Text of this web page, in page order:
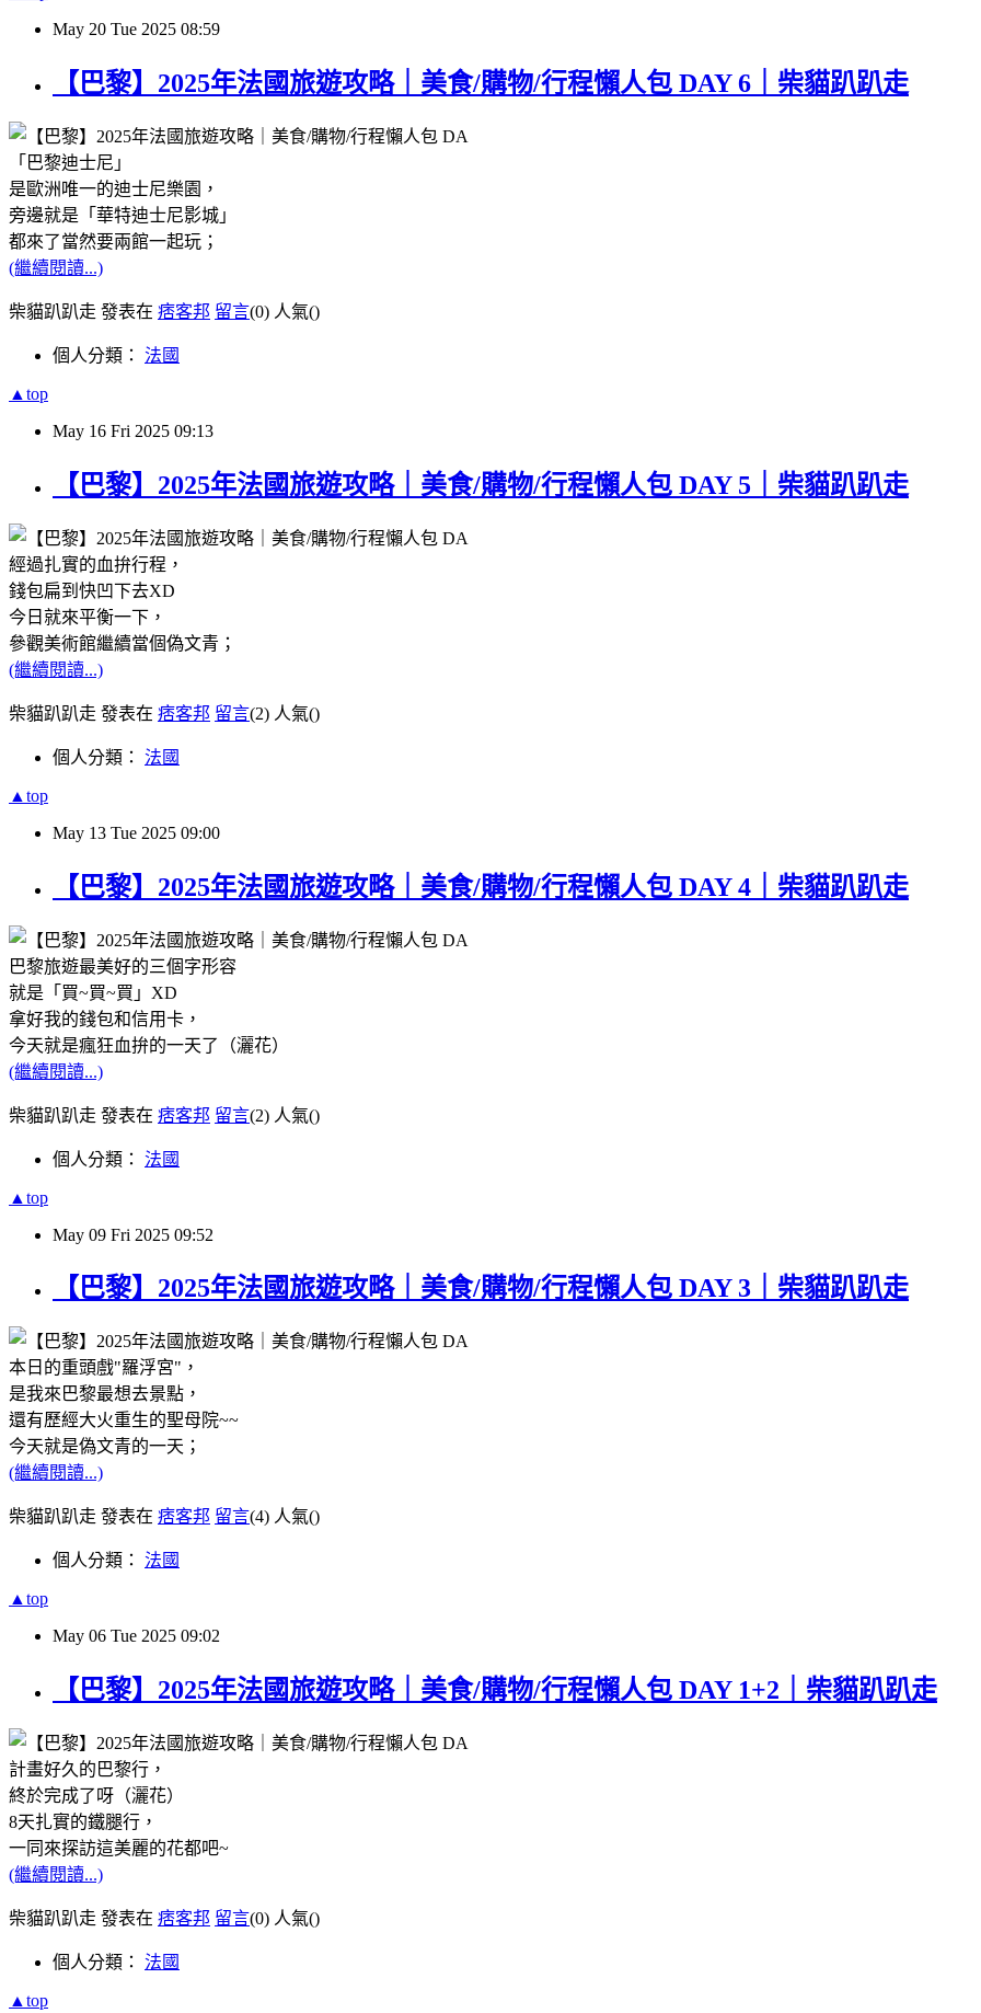
May 20 Tue 2025 08:59
【巴黎】2025年法國旅遊攻略｜美食/購物/行程懶人包 DAY 6｜柴貓趴趴走
「巴黎迪士尼」
是歐洲唯一的迪士尼樂園，
旁邊就是「華特迪士尼影城」
都來了當然要兩館一起玩；
(繼續閱讀...)
柴貓趴趴走 發表在 痞客邦 留言(0) 人氣()
個人分類： 法國
▲top
May 16 Fri 2025 09:13
【巴黎】2025年法國旅遊攻略｜美食/購物/行程懶人包 DAY 5｜柴貓趴趴走
經過扎實的血拚行程，
錢包扁到快凹下去XD
今日就來平衡一下，
參觀美術館繼續當個偽文青；
(繼續閱讀...)
柴貓趴趴走 發表在 痞客邦 留言(2) 人氣()
個人分類： 法國
▲top
May 13 Tue 2025 09:00
【巴黎】2025年法國旅遊攻略｜美食/購物/行程懶人包 DAY 4｜柴貓趴趴走
巴黎旅遊最美好的三個字形容
就是「買~買~買」XD
拿好我的錢包和信用卡，
今天就是瘋狂血拚的一天了（灑花）
(繼續閱讀...)
柴貓趴趴走 發表在 痞客邦 留言(2) 人氣()
個人分類： 法國
▲top
May 09 Fri 2025 09:52
【巴黎】2025年法國旅遊攻略｜美食/購物/行程懶人包 DAY 3｜柴貓趴趴走
本日的重頭戲"羅浮宮"，
是我來巴黎最想去景點，
還有歷經大火重生的聖母院~~
今天就是偽文青的一天；
(繼續閱讀...)
柴貓趴趴走 發表在 痞客邦 留言(4) 人氣()
個人分類： 法國
▲top
May 06 Tue 2025 09:02
【巴黎】2025年法國旅遊攻略｜美食/購物/行程懶人包 DAY 1+2｜柴貓趴趴走
計畫好久的巴黎行，
終於完成了呀（灑花）
8天扎實的鐵腿行，
一同來探訪這美麗的花都吧~
(繼續閱讀...)
柴貓趴趴走 發表在 痞客邦 留言(0) 人氣()
個人分類： 法國
▲top